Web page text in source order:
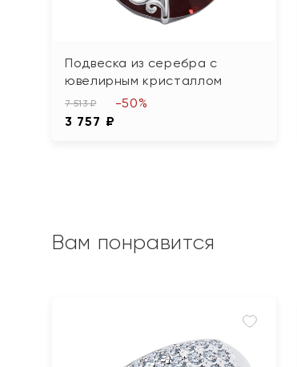
Подвеска из серебра с
ювелирным кристаллом
7 513 ₽
3 757 ₽
-50%
Вам понравится